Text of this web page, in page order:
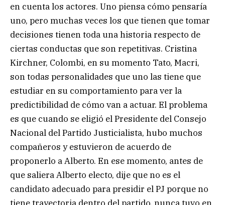
en cuenta los actores. Uno piensa cómo pensaría
uno, pero muchas veces los que tienen que tomar
decisiones tienen toda una historia respecto de
ciertas conductas que son repetitivas. Cristina
Kirchner, Colombi, en su momento Tato, Macri,
son todas personalidades que uno las tiene que
estudiar en su comportamiento para ver la
predictibilidad de cómo van a actuar. El problema
es que cuando se eligió el Presidente del Consejo
Nacional del Partido Justicialista, hubo muchos
compañeros y estuvieron de acuerdo de
proponerlo a Alberto. En ese momento, antes de
que saliera Alberto electo, dije que no es el
candidato adecuado para presidir el PJ porque no
tiene trayectoria dentro del partido, nunca tuvo en